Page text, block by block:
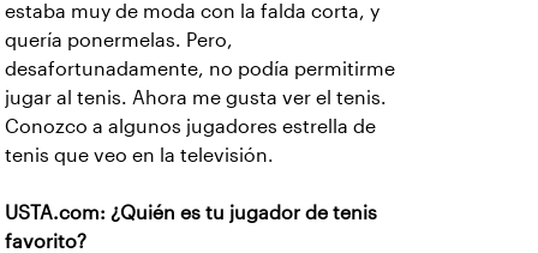
estaba muy de moda con la falda corta, y
quería ponermelas. Pero,
desafortunadamente, no podía permitirme
jugar al tenis. Ahora me gusta ver el tenis.
Conozco a algunos jugadores estrella de
tenis que veo en la televisión.
USTA.com: ¿Quién es tu jugador de tenis
favorito?